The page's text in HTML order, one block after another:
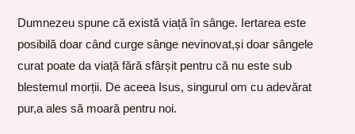
Dumnezeu spune că există viață în sânge. Iertarea este
posibilă doar când curge sânge nevinovat,și doar sângele
curat poate da viață fără sfârșit pentru că nu este sub
blestemul morții. De aceea Isus, singurul om cu adevărat
pur,a ales să moară pentru noi.